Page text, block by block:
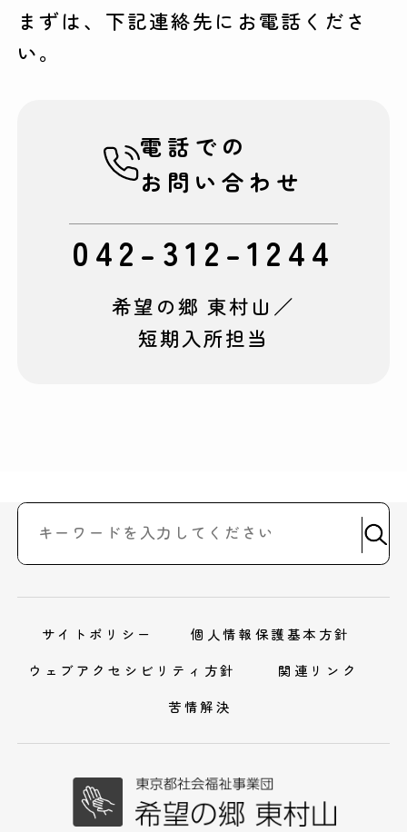
まずは、下記連絡先にお電話くださ
い。
電話での
お問い合わせ
042-312-1244
希望の郷 東村山／
短期入所担当
サイトポリシー
個人情報保護基本方針
ウェブアクセシビリティ方針
関連リンク
苦情解決